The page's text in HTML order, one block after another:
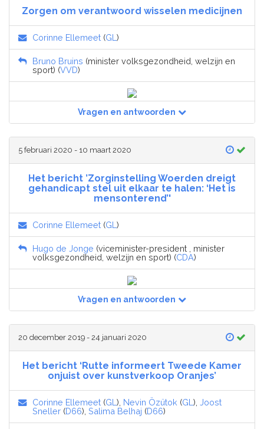
Zorgen om verantwoord wisselen medicijnen
Corinne Ellemeet (GL )
Bruno Bruins (minister volksgezondheid, welzijn en
sport) (VVD)
Vragen en antwoorden
5 februari 2020 - 10 maart 2020
Het bericht ’Zorginstelling Woerden dreigt
gehandicapt stel uit elkaar te halen: ‘Het is
mensonterend’'
Corinne Ellemeet (GL )
Hugo de Jonge (viceminister-president , minister
volksgezondheid, welzijn en sport) (CDA)
Vragen en antwoorden
20 december 2019 - 24 januari 2020
Het bericht ‘Rutte informeert Tweede Kamer
onjuist over kunstverkoop Oranjes’
Corinne Ellemeet (GL ), Nevin Özütok (GL ), Joost
Sneller (D66), Salima Belhaj (D66)